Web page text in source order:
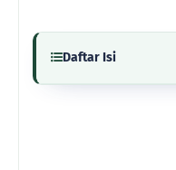
Daftar Isi